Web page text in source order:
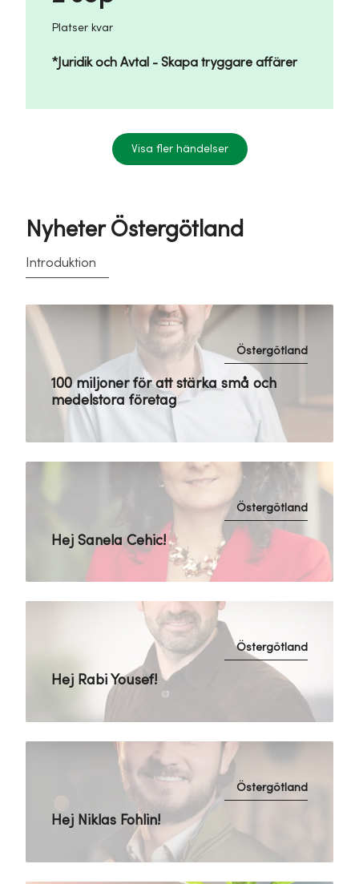
*Juridik och Avtal - Skapa tryggare affärer
Platser kvar
Visa fler händelser
Nyheter Östergötland
Introduktion
100 miljoner för att stärka små och
medelstora företag
Östergötland
Hej Sanela Cehic!
Östergötland
Hej Rabi Yousef!
Östergötland
Hej Niklas Fohlin!
Östergötland